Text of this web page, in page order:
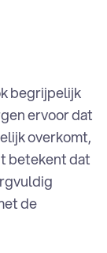
begrijpelijk
ervoor dat
overkomt,
betekent dat
de